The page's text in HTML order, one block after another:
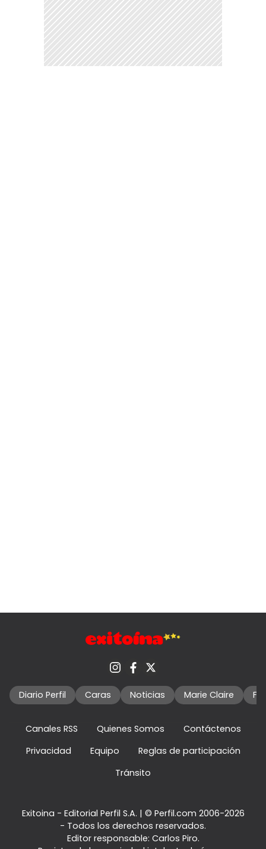
Diario Perfil Caras Noticias Marie Claire
Canales RSS Quienes Somos
Contáctenos
Privacidad
Equipo
Reglas de participación
Tránsito
Exitoina - Editorial Perfil S.A. | © Perfil.com 2006-2026
- Todos los derechos reservados.
Editor responsable: Carlos Piro.